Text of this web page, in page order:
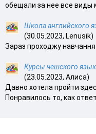
обещали за нее все виды
Школа английского
(30.05.2023, Lenusik)
Зараз проходжу
Курсы чешского
(23.05.2023, Алиса)
Давно хотела пройти
Понравилось то, как